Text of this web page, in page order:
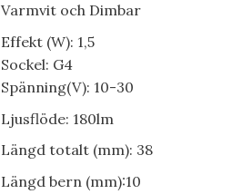
Varmvit och Dimbar
Effekt (W): 1,5
Sockel: G4
Spänning(V): 10-30
Ljusflöde: 180lm
Längd totalt (mm): 38
Längd bern (mm):10